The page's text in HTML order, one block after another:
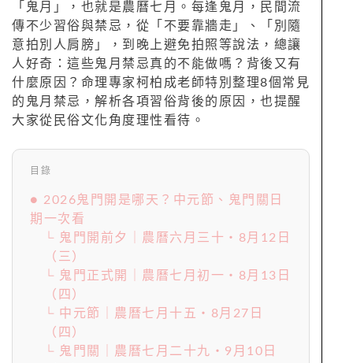
「鬼月」，也就是農曆七月。每逢鬼月，民間流
傳不少習俗與禁忌，從「不要靠牆走」、「別隨
意拍別人肩膀」，到晚上避免拍照等說法，總讓
人好奇：這些鬼月禁忌真的不能做嗎？背後又有
什麼原因？命理專家柯柏成老師特別整理8個常見
的鬼月禁忌，解析各項習俗背後的原因，也提醒
大家從民俗文化角度理性看待。
目錄
● 2026鬼門開是哪天？中元節、鬼門關日
期一次看
└ 鬼門開前夕｜農曆六月三十‧8月12日
（三）
└ 鬼門正式開｜農曆七月初一‧8月13日
（四）
└ 中元節｜農曆七月十五‧8月27日
（四）
└ 鬼門關｜農曆七月二十九‧9月10日